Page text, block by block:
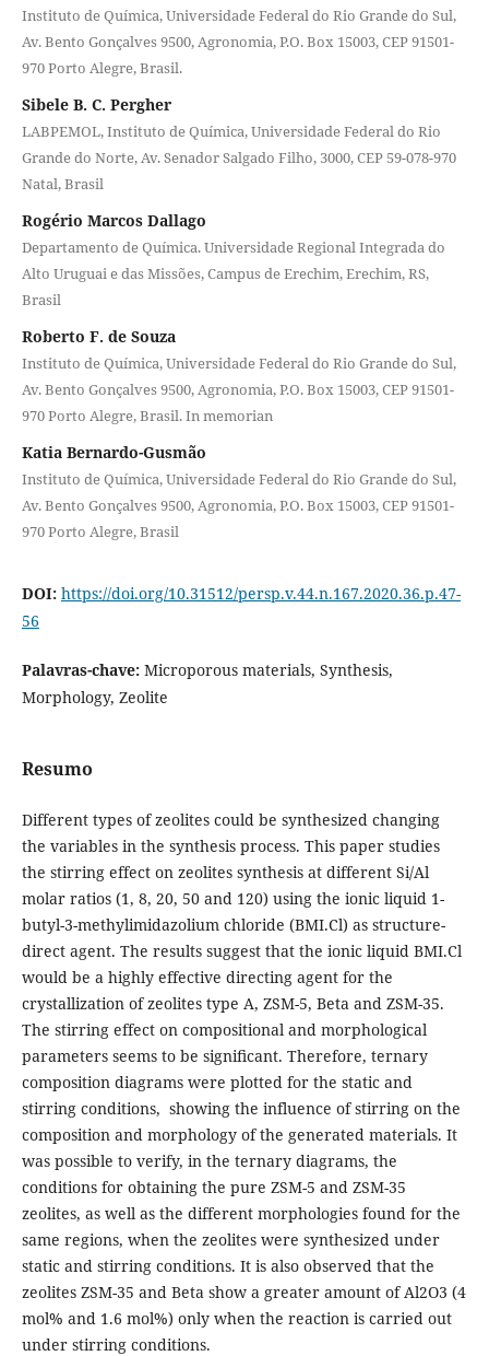
Instituto de Química, Universidade Federal do Rio Grande do Sul,
Av. Bento Gonçalves 9500, Agronomia, P.O. Box 15003, CEP 91501-
970 Porto Alegre, Brasil.
Sibele B. C. Pergher
LABPEMOL, Instituto de Química, Universidade Federal do Rio
Grande do Norte, Av. Senador Salgado Filho, 3000, CEP 59-078-970
Natal, Brasil
Rogério Marcos Dallago
Departamento de Química. Universidade Regional Integrada do
Alto Uruguai e das Missões, Campus de Erechim, Erechim, RS,
Brasil
Roberto F. de Souza
Instituto de Química, Universidade Federal do Rio Grande do Sul,
Av. Bento Gonçalves 9500, Agronomia, P.O. Box 15003, CEP 91501-
970 Porto Alegre, Brasil. In memorian
Katia Bernardo-Gusmão
Instituto de Química, Universidade Federal do Rio Grande do Sul,
Av. Bento Gonçalves 9500, Agronomia, P.O. Box 15003, CEP 91501-
970 Porto Alegre, Brasil
DOI: https://doi.org/10.31512/persp.v.44.n.167.2020.36.p.47-
56
Palavras-chave: Microporous materials, Synthesis,
Morphology, Zeolite
Resumo
Different types of zeolites could be synthesized changing
the variables in the synthesis process. This paper studies
the stirring effect on zeolites synthesis at different Si/Al
molar ratios (1, 8, 20, 50 and 120) using the ionic liquid 1-
butyl-3-methylimidazolium chloride (BMI.Cl) as structure-
direct agent. The results suggest that the ionic liquid BMI.Cl
would be a highly effective directing agent for the
crystallization of zeolites type A, ZSM-5, Beta and ZSM-35.
The stirring effect on compositional and morphological
parameters seems to be signiﬁcant. Therefore, ternary
composition diagrams were plotted for the static and
stirring conditions, showing the influence of stirring on the
composition and morphology of the generated materials. It
was possible to verify, in the ternary diagrams, the
conditions for obtaining the pure ZSM-5 and ZSM-35
zeolites, as well as the different morphologies found for the
same regions, when the zeolites were synthesized under
static and stirring conditions. It is also observed that the
zeolites ZSM-35 and Beta show a greater amount of Al2O3 (4
mol% and 1.6 mol%) only when the reaction is carried out
under stirring conditions.